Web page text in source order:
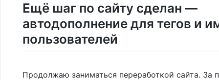
Ещё шаг по сайту сделан —
автодополнение для тегов и
пользователей
Продолжаю заниматься переработкой сайта. За